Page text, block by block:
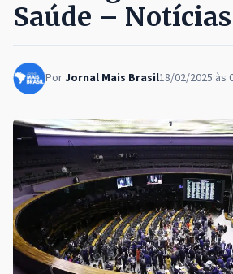
Saúde – Notícias
PorJornal Mais Brasil18/02/2025 às